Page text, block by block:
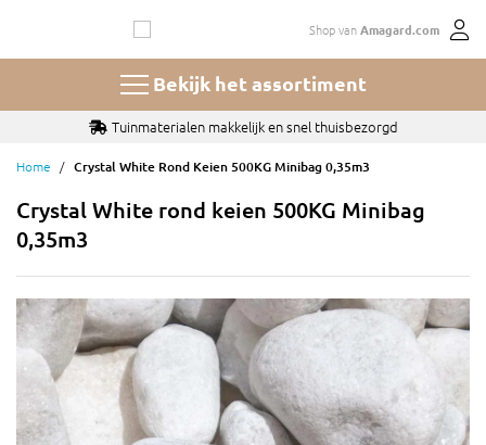
de
Shop vanAmagard.com
Bekijk het assortiment
Tuinmaterialen makkelijk en snel thuisbezorgd
Home Crystal White Rond Keien 500KG Minibag 0,35m3
Crystal White rond keien 500KG Minibag
0,35m3